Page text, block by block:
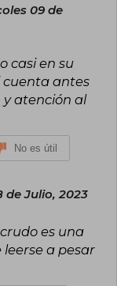
Su prosa densa
gótico sureño
y la oscuridad y
La oscuridad
han sido
Faulkner y
09 de
casi en su
antes
y atención al
No es útil
de Julio, 2023
es una
a pesar